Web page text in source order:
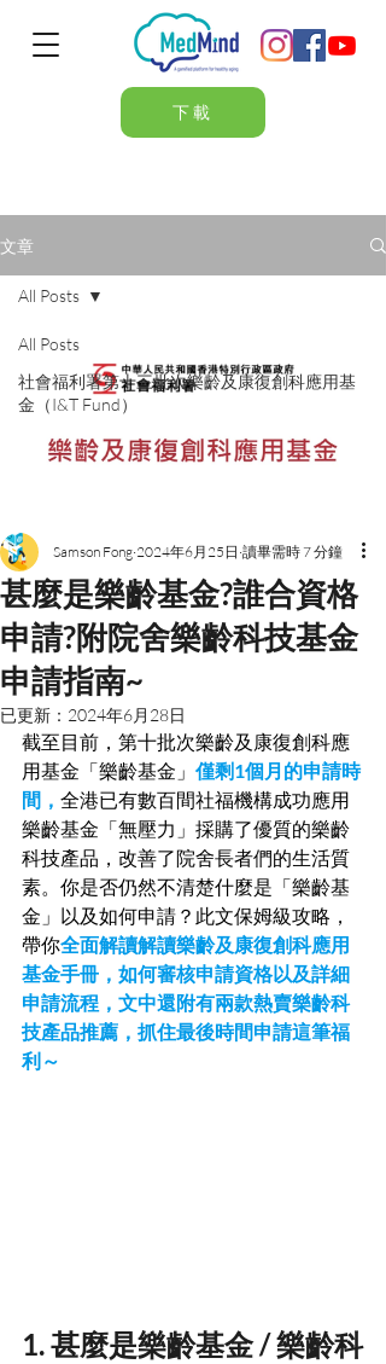
下載
文章
All Posts
社會福利署第十三批次樂齡及康復創科應用基
金（I&T Fund）
All Posts
甚麼是樂齡基金?誰合資格
申請?附院舍樂齡科技基金
申請指南~
Samson Fong 2024年6月25日 讀畢需時 7 分鐘
已更新： 2024年6月28日
截至目前，第十批次樂齡及康復創科應
用基金「樂齡基金」 僅剩1個月的申請時
間， 全港已有數百間社福機構成功應用
樂齡基金「無壓力」採購了優質的樂齡
科技產品，改善了院舍長者們的生活質
素。你是否仍然不清楚什麼是「樂齡基
金」以及如何申請？此文保姆級攻略，
帶你全面解讀解讀樂齡及康復創科應用
基金手冊，如何審核申請資格以及詳細
申請流程，文中還附有兩款熱賣樂齡科
技產品推薦，抓住最後時間申請這筆福
利～
1. 甚麼是樂齡基金 / 樂齡科